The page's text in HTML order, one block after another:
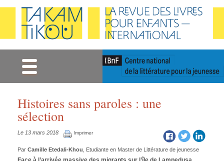
Histoires sans paroles : une
sélection
Le 13 mars 2018 Imprimer
Par Camille Etedali-Khou , Etudiante en Master de Littérature de jeunesse